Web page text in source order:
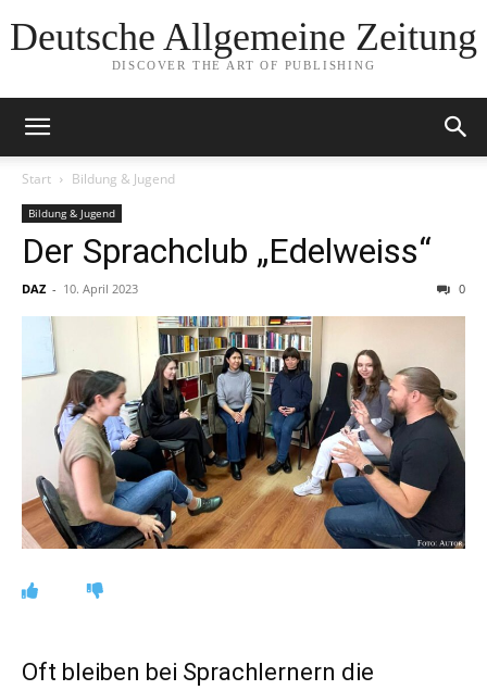
Deutsche Allgemeine Zeitung
DISCOVER THE ART OF PUBLISHING
Start Bildung & Jugend
Bildung & Jugend
Der Sprachclub „Edelweiss“
DAZ - 10. April 2023 0
Oft bleiben bei Sprachlernern die